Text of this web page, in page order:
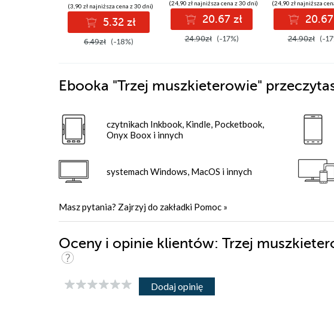
(3,90 zł najniższa cena z 30 dni)
5.32 zł
6.49zł (-18%)
(24,90 zł najniższa cena z 30 dni)
20.67 zł
24.90zł (-17%)
(24,90 zł najniższa
20.67
24.90zł (-
Ebooka "Trzej muszkieterowie"
czytnikach Inkbook, Kindle, Pocketbook,
Onyx Boox i innych
systemach Windows, MacOS i innych
Masz pytania? Zajrzyj do zakładki Pomoc »
Oceny i opinie klientów: Trzej
Dodaj opinię